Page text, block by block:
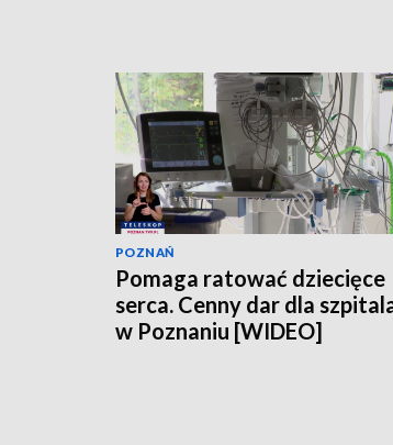
POZNAŃ
Pomaga ratować dziecięce
serca. Cenny dar dla
w Poznaniu [WIDEO]